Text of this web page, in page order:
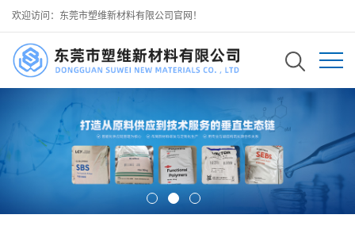
欢迎访问：东莞市塑维新材料有限公司官网！